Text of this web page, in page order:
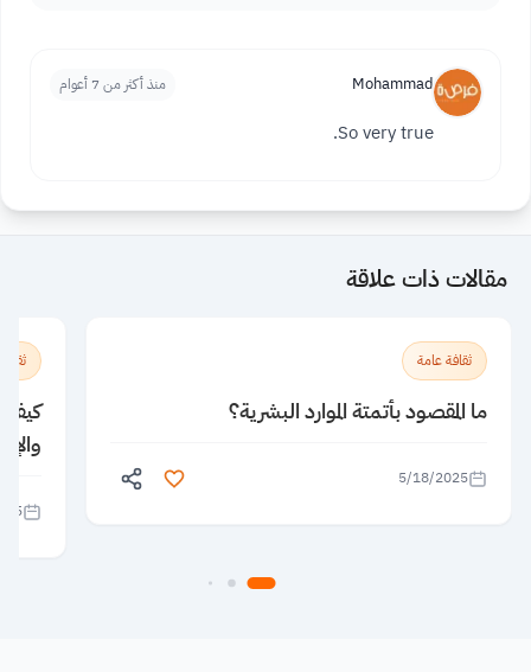
Mohammad منذ أكثر من 7 أعوام
So very true.
مقالات ذات علاقة
ثقافة عامة
ما المقصود بأتمتة الموارد البشرية؟
5/18/2025
كيف